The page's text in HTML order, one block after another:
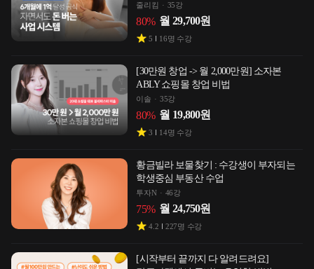
줄리킴 35강
80% 월 29,700원
5 16명 수강
[30만원 창업 -> 월 2,000만원] 소자본
ABLY 쇼핑몰 창업 비법
이솔 35강
80% 월 19,800원
3 14명 수강
황금빌라 보물찾기 : 수강생이 부자되는
학생중심 부동산 수업
투자N 46강
75% 월 24,750원
4.2 227명 수강
[시작부터 끝까지 다 알려드려요]